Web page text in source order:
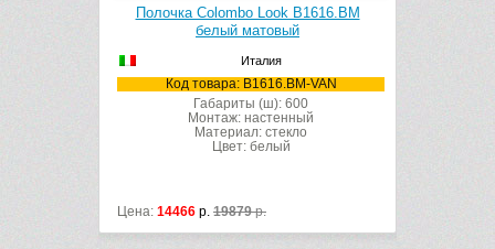
Полочка Colombo Look B1616.BM
белый матовый
Код товара: B1616.BM-VAN
Габариты (ш): 600
Монтаж: настенный
Материал: стекло
19879р.
Полочка Colombo Look
Код товара: